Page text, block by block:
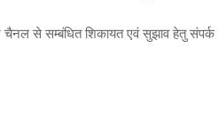
चैनल से सम्बंधित शिकायत एवं सुझाव हेतु